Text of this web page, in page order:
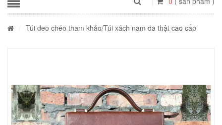
Túi đeo chéo tham khảo/Túi xách nam da thật cao cấp